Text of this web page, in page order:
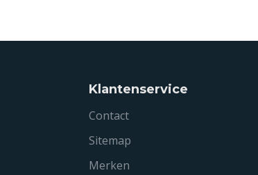
Klantenservice
Contact
Sitemap
Merken